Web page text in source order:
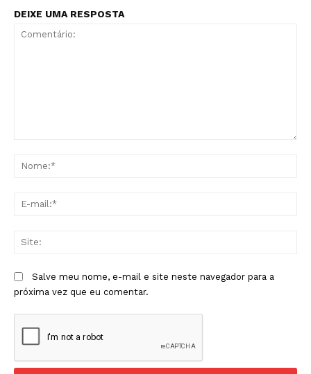
DEIXE UMA RESPOSTA
Salve meu nome, e-mail e site neste navegador para a
próxima vez que eu comentar.